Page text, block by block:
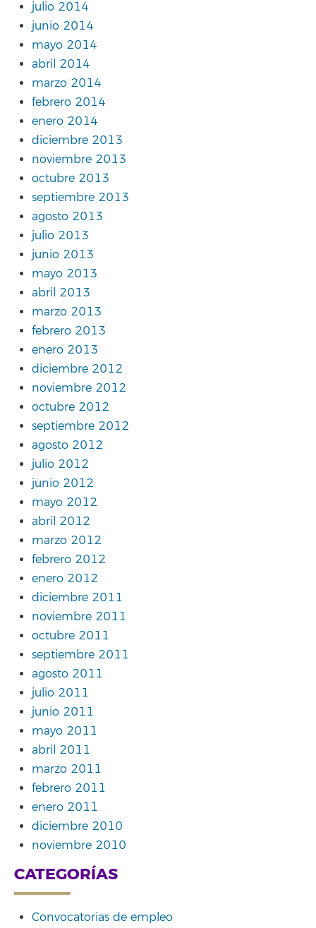
julio 2014
junio 2014
mayo 2014
abril 2014
marzo 2014
febrero 2014
enero 2014
diciembre 2013
noviembre 2013
octubre 2013
septiembre 2013
agosto 2013
julio 2013
junio 2013
mayo 2013
abril 2013
marzo 2013
febrero 2013
enero 2013
diciembre 2012
noviembre 2012
octubre 2012
septiembre 2012
agosto 2012
julio 2012
junio 2012
mayo 2012
abril 2012
marzo 2012
febrero 2012
enero 2012
diciembre 2011
noviembre 2011
octubre 2011
septiembre 2011
agosto 2011
julio 2011
junio 2011
mayo 2011
abril 2011
marzo 2011
febrero 2011
enero 2011
diciembre 2010
noviembre 2010
CATEGORÍAS
Convocatorias de empleo